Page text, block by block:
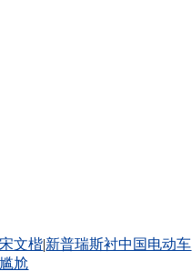
宋文楷|新普瑞斯衬中国电动车
尴尬